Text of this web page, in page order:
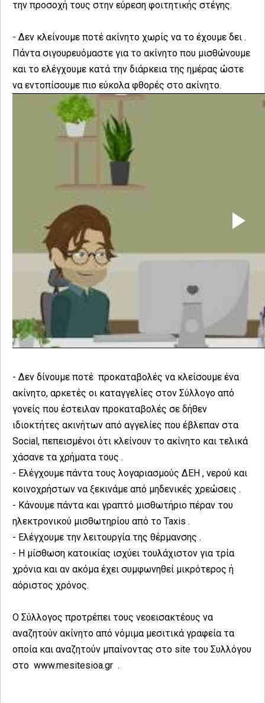
την προσοχή τους στην εύρεση φοιτητικής στέγης.
- Δεν κλείνουμε ποτέ ακίνητο χωρίς να το έχουμε δει .
Πάντα σιγουρευόμαστε για το ακίνητο που μισθώνουμε
και το ελέγχουμε κατά την διάρκεια της ημέρας ώστε
να εντοπίσουμε πιο εύκολα φθορές στο ακίνητο.
- Δεν δίνουμε ποτέ προκαταβολές να κλείσουμε ένα
ακίνητο, αρκετές οι καταγγελίες στον Σύλλογο από
γονείς που έστειλαν προκαταβολές σε δήθεν
ιδιοκτήτες ακινήτων από αγγελίες που έβλεπαν στα
Social, πεπεισμένοι ότι κλείνουν το ακίνητο και τελικά
χάσανε τα χρήματα τους .
- Ελέγχουμε πάντα τους λογαριασμούς ΔΕΗ , νερού και
κοινοχρήστων να ξεκινάμε από μηδενικές χρεώσεις .
- Κάνουμε πάντα και γραπτό μισθωτήριο πέραν του
ηλεκτρονικού μισθωτηρίου από το Taxis .
- Ελέγχουμε την λειτουργία της θέρμανσης .
- Η μίσθωση κατοικίας ισχύει τουλάχιστον για τρία
χρόνια και αν ακόμα έχει συμφωνηθεί μικρότερος ή
αόριστος χρόνος.
Ο Σύλλογος προτρέπει τους νεοεισακτέους να
αναζητούν ακίνητο από νόμιμα μεσιτικά γραφεία τα
οποία και αναζητούν μπαίνοντας στο site του Συλλόγου
στο www.mesitesioa.gr .